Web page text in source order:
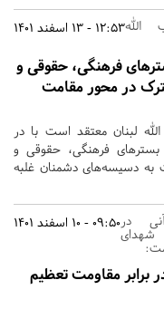
12:53 - 13 اسفند 1401الله
فرهنگی، حقوقی و
در محور مقامت
لبنان معتقد است با در
بسترهای فرهنگی، حقوقی و
دسیسه‌های دشمنان غلبه
09:50 - 10 اسفند 1401 در
شهدای
برابر مقاومت تعظیم